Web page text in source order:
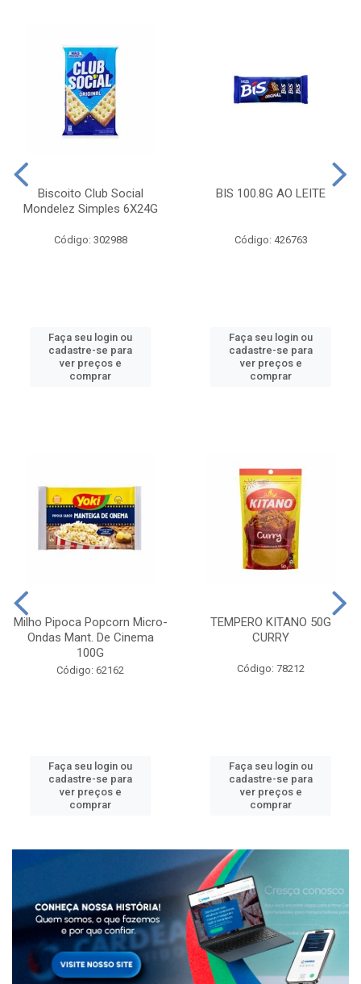
Biscoito Club Social
Mondelez Simples 6X24G
Código: 302988
Faça seu login ou
cadastre-se para
ver preços e
comprar
BIS 100.8G AO LEITE
Código: 426763
Faça seu login ou
cadastre-se para
ver preços e
comprar
Milho Pipoca Popcorn Micro-
Ondas Mant. De Cinema
100G
Código: 62162
Faça seu login ou
cadastre-se para
ver preços e
comprar
TEMPERO KITANO 50G
CURRY
Código: 78212
Faça seu login ou
cadastre-se para
ver preços e
comprar